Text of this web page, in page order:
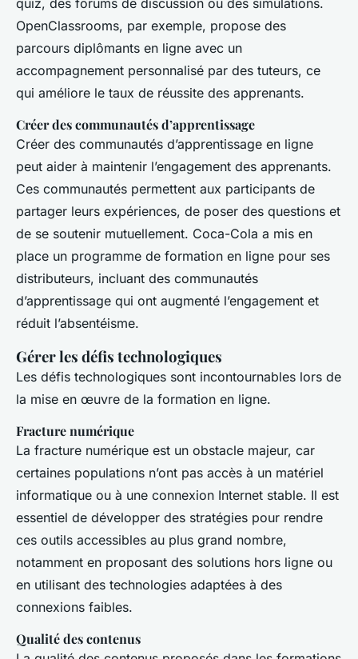
quiz, des forums de discussion ou des simulations.
OpenClassrooms, par exemple, propose des
parcours diplômants en ligne avec un
accompagnement personnalisé par des tuteurs, ce
qui améliore le taux de réussite des apprenants.
Créer des communautés d’apprentissage
Créer des communautés d’apprentissage en ligne
peut aider à maintenir l’engagement des apprenants.
Ces communautés permettent aux participants de
partager leurs expériences, de poser des questions et
de se soutenir mutuellement. Coca-Cola a mis en
place un programme de formation en ligne pour ses
distributeurs, incluant des communautés
d’apprentissage qui ont augmenté l’engagement et
réduit l’absentéisme.
Gérer les défis technologiques
Les défis technologiques sont incontournables lors de
la mise en œuvre de la formation en ligne.
Fracture numérique
La fracture numérique est un obstacle majeur, car
certaines populations n’ont pas accès à un matériel
informatique ou à une connexion Internet stable. Il est
essentiel de développer des stratégies pour rendre
ces outils accessibles au plus grand nombre,
notamment en proposant des solutions hors ligne ou
en utilisant des technologies adaptées à des
connexions faibles.
Qualité des contenus